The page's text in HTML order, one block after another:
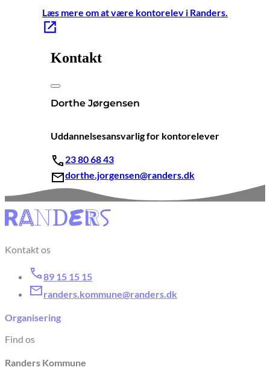
Læs mere om at være kontorelev i Randers.
Kontakt
Dorthe Jørgensen
Uddannelsesansvarlig for kontorelever
23 80 68 43
dorthe.jorgensen@randers.dk
Kontakt os
89 15 15 15
randers.kommune@randers.dk
Organisering
Find os
Randers Kommune